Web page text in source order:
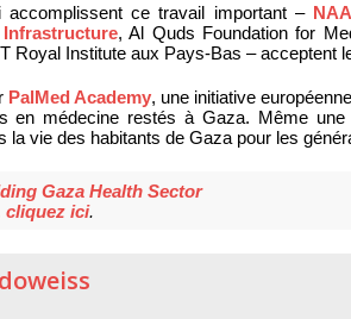
accomplissent ce travail important –
, Al Quds Foundation for
Royal Institute aux Pays-Bas – acceptent
PalMed Academy, une initiative
en médecine restés à Gaza. Même une
la vie des habitants de Gaza pour les
Gaza Health Sector
cliquez ici.